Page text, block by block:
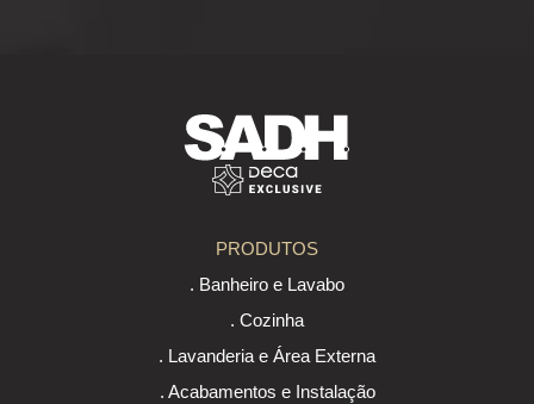
PRODUTOS
. Banheiro e Lavabo
. Cozinha
. Lavanderia e Área Externa
. Acabamentos e Instalação